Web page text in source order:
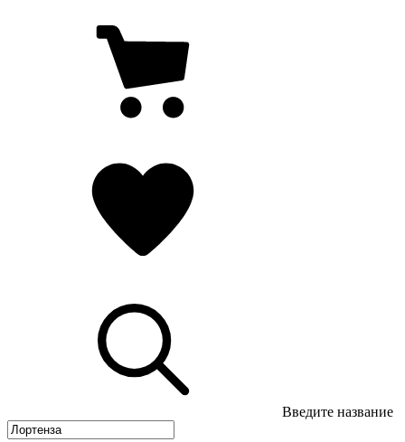
Введите название